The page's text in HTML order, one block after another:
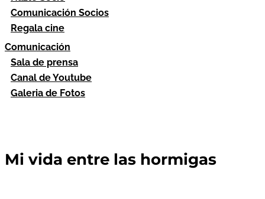
Comunicación Socios
Regala cine
Comunicación
Sala de prensa
Canal de Youtube
Galeria de Fotos
Mi vida entre las hormigas